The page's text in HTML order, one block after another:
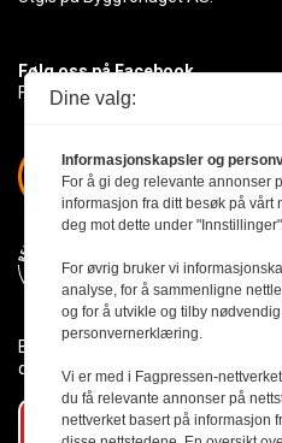
Følg oss på Facebook
Få med deg det siste innen
Byggmesteren følger Vær
den er nedfelt i Redaktørplakaten.
Abonner på vårt
Dine valg:
Informasjonskapsler og
For å gi deg relevante annonser
informasjon fra ditt besøk på vårt
deg mot dette under
For øvrig bruker vi
analyse, for å sammenligne
og for å utvikle og tilby
personvernerklæring.
Vi er med i Fagpressen-
du få relevante annonser på
nettverket basert på informasjon